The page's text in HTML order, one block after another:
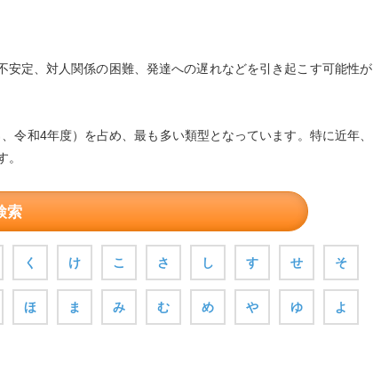
定、対人関係の困難、発達への遅れなどを引き起こす可能性が
和4年度）を占め、最も多い類型となっています。特に近年、
索
く け こ さ し す せ そ
ほ ま み む め や ゆ よ